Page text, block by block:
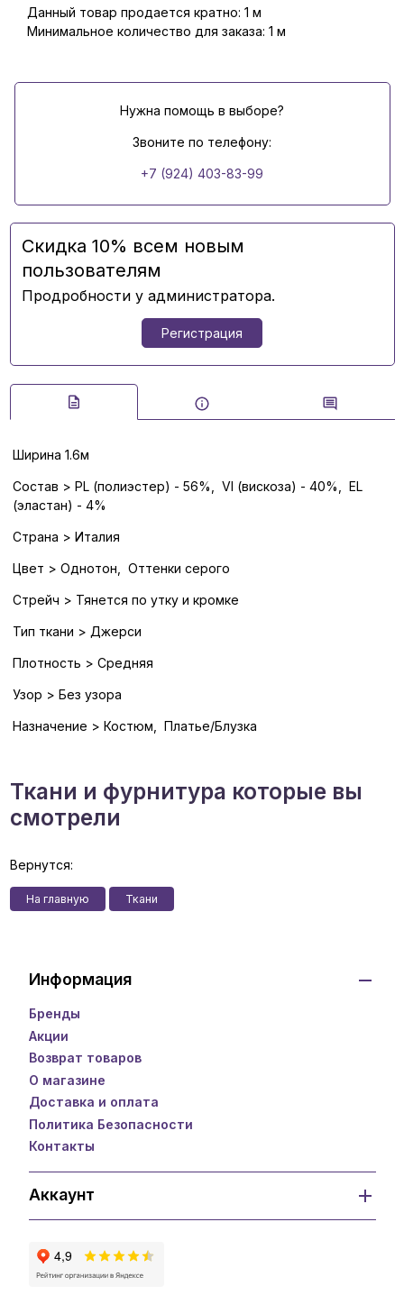
Данный товар продается кратно: 1 м
Минимальное количество для заказа: 1 м
Нужна помощь в выборе?
Звоните по телефону:
+7 (924) 403-83-99
Скидка 10% всем новым
пользователям
Продробности у администратора.
Регистрация
Ширина 1.6м
Состав > PL (полиэстер) - 56%, VI (вискоза) - 40%, EL
(эластан) - 4%
Страна > Италия
Цвет > Однотон, Оттенки серого
Стрейч > Тянется по утку и кромке
Тип ткани > Джерси
Плотность > Средняя
Узор > Без узора
Назначение > Костюм, Платье/Блузка
Ткани и фурнитура которые вы
смотрели
Вернутся:
На главную Ткани
Информация
Бренды
Акции
Возврат товаров
О магазине
Доставка и оплата
Политика Безопасности
Контакты
Аккаунт